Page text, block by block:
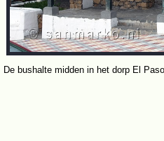
De bushalte midden in het dorp El